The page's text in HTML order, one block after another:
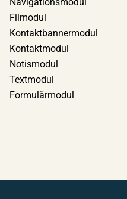
Filmodul
Kontaktbannermodul
Kontaktmodul
Notismodul
Textmodul
Formulärmodul